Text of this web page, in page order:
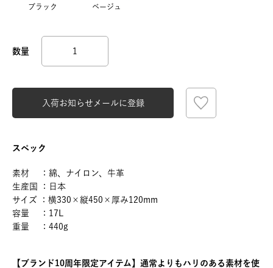
ブラック ベージュ
入荷お知らせメールに登録
スペック
素材 ：綿、ナイロン、牛革
生産国 ：日本
サイズ ：横330×縦450×厚み120mm
容量 ：17L
重量 ：440g
【ブランド10周年限定アイテム】通常よりもハリのある素材を使